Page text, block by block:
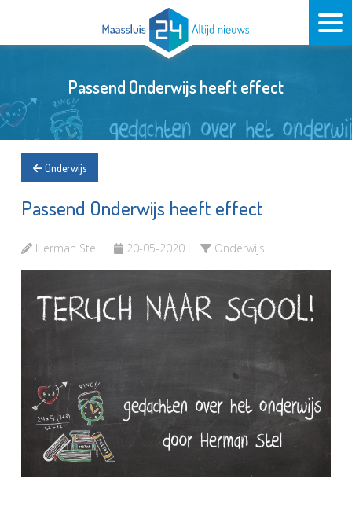
Passend Onderwijs heeft effect
Onderwijs
Passend Onderwijs heeft effect
Herman Stel 20-05-2020 Onderwijs